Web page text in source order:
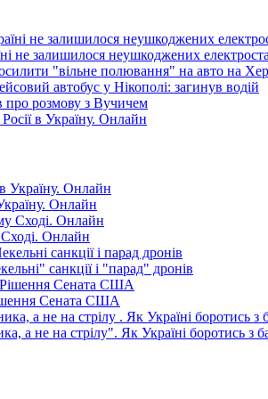
не залишилося неушкоджених
"вільне полювання" на авто на
автобус у Нікополі: загинув водій
про розмову з Вучичем
в Україну. Онлайн
Онлайн
Онлайн
санкції і "парад" дронів
Сената США
а не на стрілу". Як Україні боротись з